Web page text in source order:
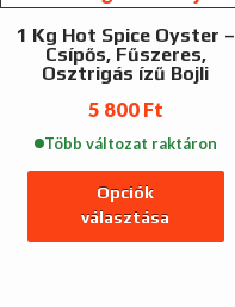
változatok
termékoldalon
1 Kg Hot Spice Oyster –
Csípős, Fűszeres,
Osztrigás ízű Bojli
5 800 Ft
Több változat raktáron
Opciók
választása